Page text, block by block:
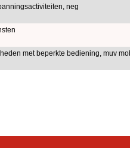
neg
met beperkte bediening, muv